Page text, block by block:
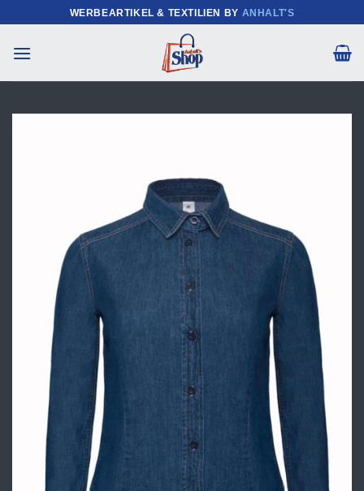
Inhalt
springen
WERBEARTIKEL & TEXTILIEN BY ANHALT'S